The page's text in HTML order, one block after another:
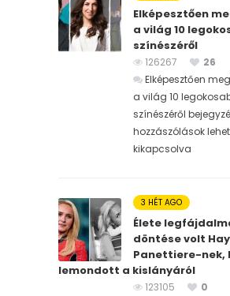
Elképesztően
a világ 10
színészéről
126267
26
Elképesztően
a világ 10
színészéről
hozzászólások
kikapcsolva
3 HÉT AGO
Élete
döntése volt
Panettiere-nek,
lemondott a kislányáról
123105
0